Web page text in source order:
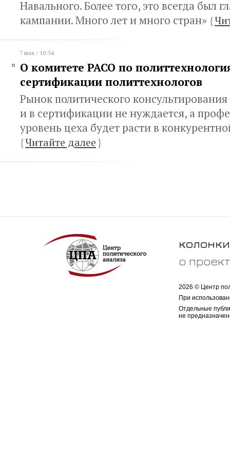
Навального. Более того, это всегда был
кампании. Много лет и много стран» {
7 мая / 10:54
О комитете РАСО по
сертификации политтехнологов
Рынок политического
и в сертификации не нуждается, а
уровень цеха будет расти в
{Читайте далее}
колонки
о
2026 © Центр
При
Отдельные
не